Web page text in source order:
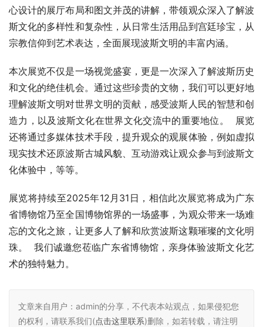
心设计的展厅布局和图文并茂的讲解，带领观众深入了解波
斯文化的多样性和复杂性，从日常生活用品到宫廷珍宝，从
宗教信仰到艺术表达，全面展现波斯文明的丰富内涵。
本次展览不仅是一场视觉盛宴，更是一次深入了解波斯历史
和文化的绝佳机会。通过这些珍贵的文物，我们可以更好地
理解波斯文明对世界文明的贡献，感受波斯人民的智慧和创
造力，以及波斯文化在世界文化交流中的重要地位。  展览
还将通过多媒体技术手段，提升观众的观展体验，例如虚拟
现实技术还原波斯古城风貌、互动游戏让观众参与到波斯文
化体验中，等等。
展览将持续至2025年12月31日，相信此次展览将成为广东
省博物馆乃至全国博物馆界的一场盛事，为观众带来一场难
忘的文化之旅，让更多人了解和欣赏波斯这颗璀璨的文化明
珠。  我们诚邀您莅临广东省博物馆，亲身体验波斯文化艺
术的独特魅力。
文章来自用户：admin的分享，不代表本站观点，如果侵犯您
的权利，请联系我们(点击这里联系)删除，如若转载，请注明